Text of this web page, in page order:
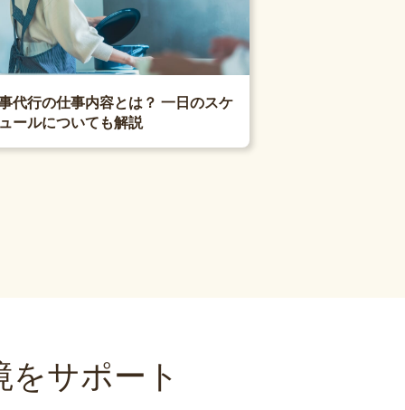
代行の仕事内容とは？ 一日のスケ
ールについても解説
サポート